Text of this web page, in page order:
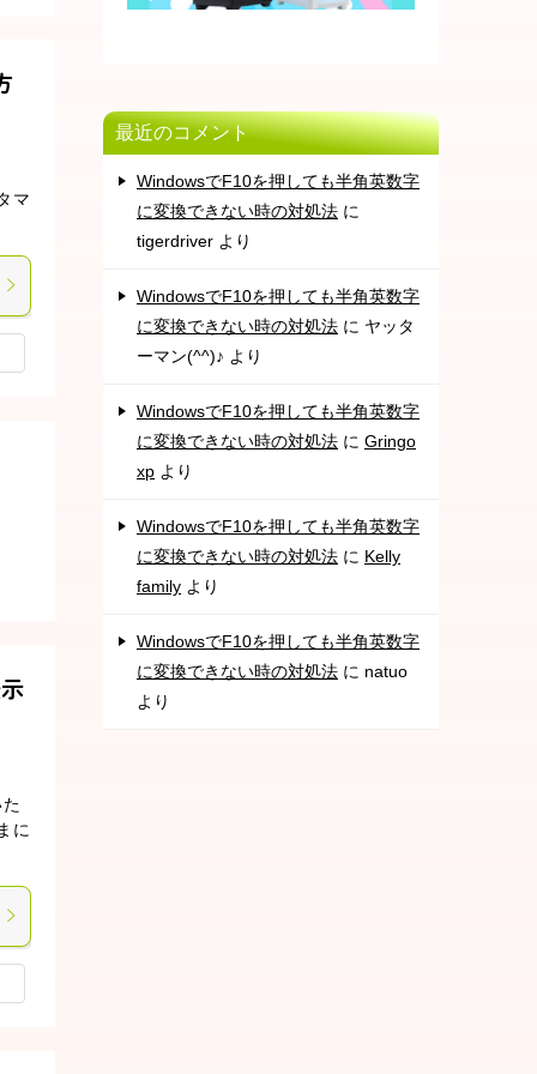
マ
に
最近のコメント
WindowsでF10を押しても半角英数字
に変換できない時の対処法 に
tigerdriver より
WindowsでF10を押しても半角英数字
に変換できない時の対処法 に ヤッタ
ーマン(^^)♪ より
WindowsでF10を押しても半角英数字
に変換できない時の対処法 に Gringo
xp より
WindowsでF10を押しても半角英数字
に変換できない時の対処法 に Kelly
family より
WindowsでF10を押しても半角英数字
に変換できない時の対処法 に natuo
より